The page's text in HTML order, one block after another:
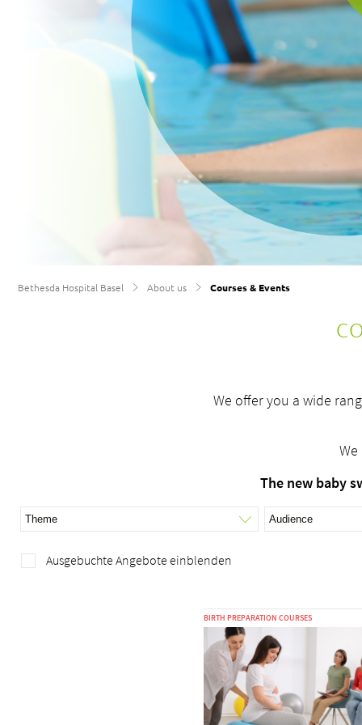
Bethesda Hospital Basel About us Courses & Events
We offer you a wide
The new baby
Ausgebuchte Angebote einblenden
BIRTH PREPARATION COURSES